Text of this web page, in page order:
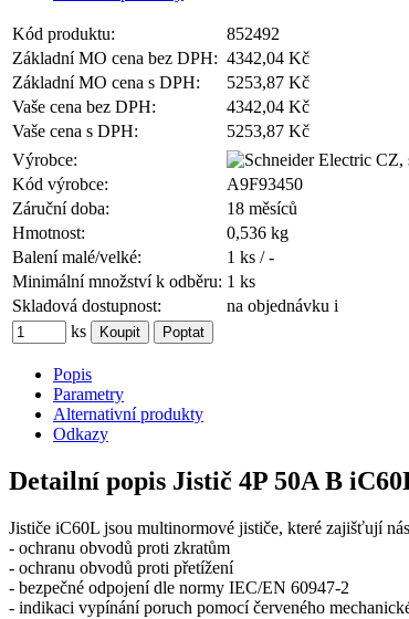
Kód produktu:
852492
Základní MO cena bez DPH: 4342,04 Kč
Základní MO cena s DPH:
5253,87 Kč
Vaše cena bez DPH:
4342,04 Kč
Vaše cena s DPH:
5253,87 Kč
Výrobce:
Kód výrobce:
A9F93450
Záruční doba:
18 měsíců
Hmotnost:
0,536 kg
Balení malé/velké:
1 ks / -
Minimální množství k odběru: 1 ks
Skladová dostupnost:
na objednávku i
ks
Popis
Parametry
Alternativní produkty
Odkazy
Detailní popis Jistič 4P 50A B
Jističe iC60L jsou multinormové jističe, které zajišťují
- ochranu obvodů proti zkratům
- ochranu obvodů proti přetížení
- bezpečné odpojení dle normy IEC/EN 60947-2
- indikaci vypínání poruch pomocí červeného